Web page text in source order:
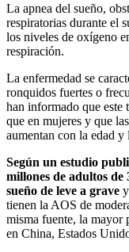
La apnea del sueño,
respiratorias durante el
los niveles de oxígeno
respiración.
La enfermedad se
ronquidos fuertes o
han informado que este
que en mujeres y que
aumentan con la edad y
Según un estudio
millones de adultos de
sueño de leve a grave
tienen la AOS de
misma fuente, la mayor
en China, Estados